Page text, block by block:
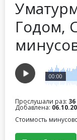
Годом,
00:00
Прослушали раз: 36
Добавлена:
Стоимость